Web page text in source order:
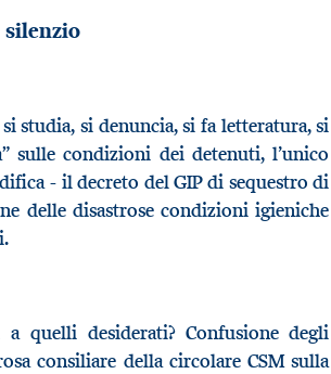
silenzio
studia, si denuncia, si fa letteratura, si
sulle condizioni dei detenuti, l’unico
- il decreto del GIP di sequestro di
delle disastrose condizioni igieniche
quelli desiderati? Confusione degli
consiliare della circolare CSM sulla